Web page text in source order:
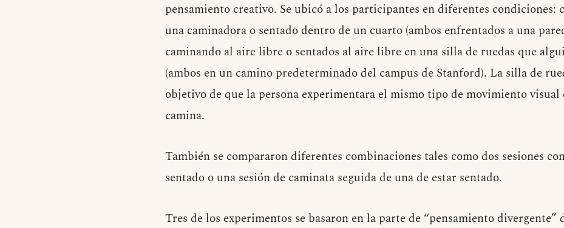
pensamiento creativo. Se ubicó a los participantes en diferentes condiciones:
una caminadora o sentado dentro de un cuarto (ambos enfrentados a una
caminando al aire libre o sentados al aire libre en una silla de ruedas que
(ambos en un camino predeterminado del campus de Stanford). La silla de
objetivo de que la persona experimentara el mismo tipo de movimiento visual
camina.
También se compararon diferentes combinaciones tales como dos sesiones
sentado o una sesión de caminata seguida de una de estar sentado.
Tres de los experimentos se basaron en la parte de “pensamiento divergente”